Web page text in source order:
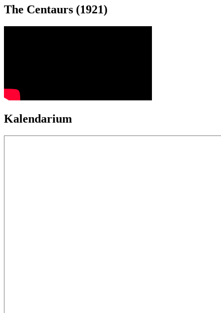
The Centaurs (1921)
Kalendarium